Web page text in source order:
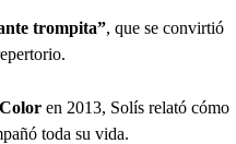
trompita”, que se convirtió
en 2013, Solís relató cómo
toda su vida.